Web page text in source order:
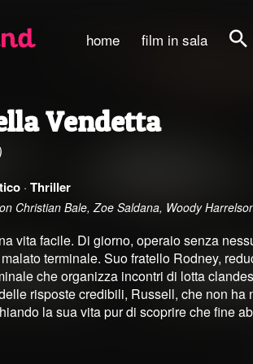
home film in sala
Vendetta
· Thriller
Christian Bale, Zoe Saldana, Woody
vita facile. Di giorno, operaio senza
terminale. Suo fratello Rodney,
che organizza incontri di lotta
risposte credibili, Russell, che non
la sua vita pur di scoprire che fine